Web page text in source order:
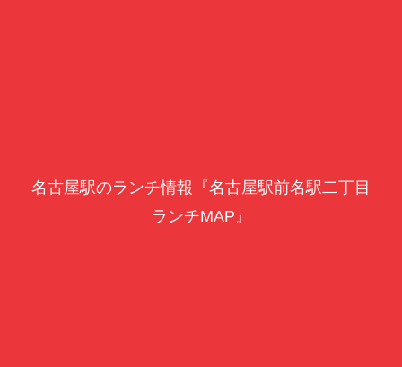
名古屋駅のランチ情報『名古屋駅前名駅二丁目
ランチMAP』